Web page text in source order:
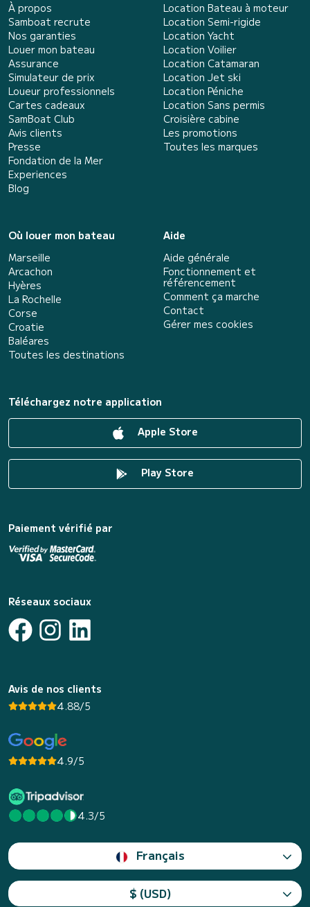
À propos
Samboat recrute
Nos garanties
Louer mon bateau
Assurance
Simulateur de prix
Loueur professionnels
Cartes cadeaux
SamBoat Club
Avis clients
Presse
Fondation de la Mer
Experiences
Blog
Location Bateau à moteur
Location Semi-rigide
Location Yacht
Location Voilier
Location Catamaran
Location Jet ski
Location Péniche
Location Sans permis
Croisière cabine
Les promotions
Toutes les marques
Où louer mon bateau
Marseille
Arcachon
Hyères
La Rochelle
Corse
Croatie
Baléares
Toutes les destinations
Aide
Aide générale
Fonctionnement et
référencement
Comment ça marche
Contact
Gérer mes cookies
Téléchargez notre application
Apple Store
Play Store
Paiement vérifié par
Réseaux sociaux
Avis de nos clients
4.88/5
4.9/5
4.3/5
Français
$ (USD)